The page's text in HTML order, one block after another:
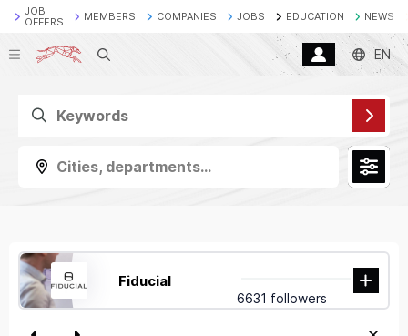
JOB
OFFERS
MEMBERS COMPANIES JOBS EDUCATION NEWS
Search EN
Cities, departments...
Fiducial
6631 followers